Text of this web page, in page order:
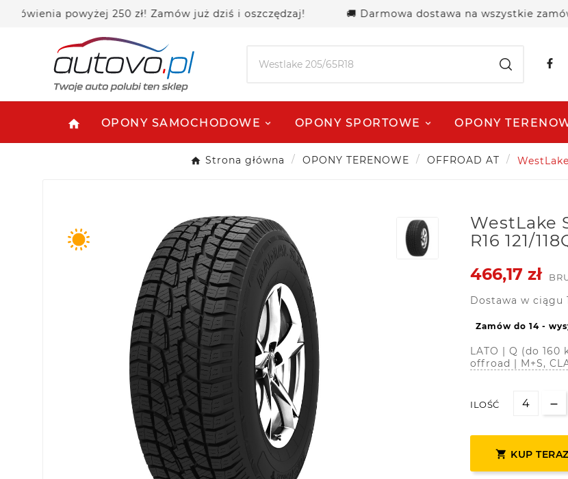
powyżej 250 zł! Zamów już dziś i oszczędzaj! 🚚 Darmowa dostawa na wszystkie
home OPONY SAMOCHODOWE OPONY SPORTOWE OPONY
Strona główna OPONY TERENOWE OFFROAD AT
WestLake
R16 121/
466,17 zł
Dostawa w ciągu
Zamów do 14 -
LATO | Q (do 160
offroad | M+S,
ILOŚĆ
 KUP TERAZ